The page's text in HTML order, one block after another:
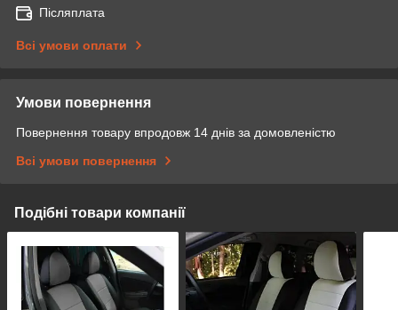
Післяплата
Всі умови оплати
Умови повернення
Повернення товару впродовж 14 днів за домовленістю
Всі умови повернення
Подібні товари компанії